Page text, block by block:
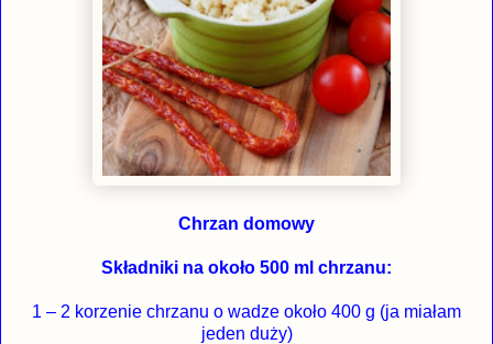
Chrzan domowy
Składniki na około 500 ml chrzanu:
1 – 2 korzenie chrzanu o wadze około 400 g (ja miałam
jeden duży)